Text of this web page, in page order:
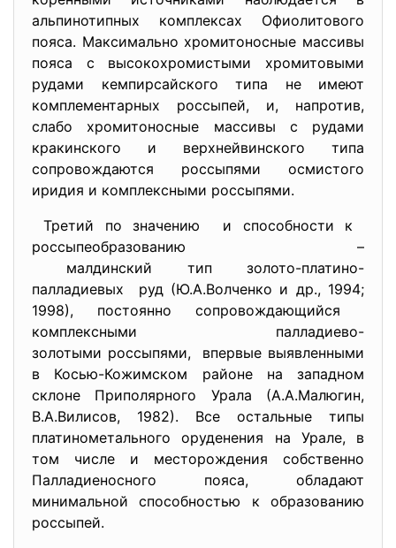
альпинотипных комплексах Офиолитового
пояса. Максимально хромитоносные массивы
пояса с высокохромистыми хромитовыми
рудами кемпирсайского типа не имеют
комплементарных россыпей, и, напротив,
слабо хромитоносные массивы с рудами
кракинского и верхнейвинского типа
сопровождаются россыпями осмистого
иридия и комплексными россыпями.
Третий по значению и способности к
россыпеобразованию –
малдинский тип золото-платино-
палладиевых руд (Ю.А.Волченко и др., 1994;
1998), постоянно сопровождающийся
комплексными палладиево-
золотыми россыпями,впервые выявленными
в Косью-Кожимском районе на западном
склоне Приполярного Урала (А.А.Малюгин,
В.А.Вилисов, 1982). Все остальные типы
платинометального оруденения на Урале, в
том числе и месторождения собственно
Палладиеносного пояса, обладают
минимальной способностью к образованию
россыпей.